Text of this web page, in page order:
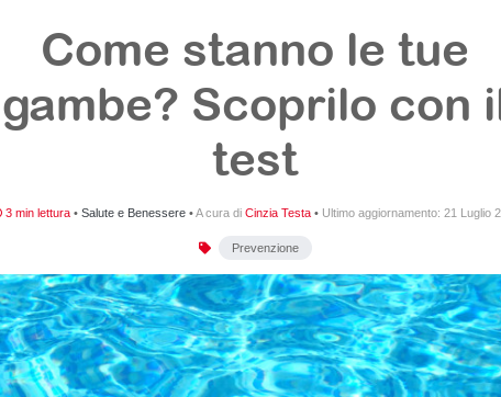
Come stanno le tue
gambe? Scoprilo con
test
3 min lettura • Salute e Benessere • A cura di Cinzia Testa • Ultimo aggiornamento: 21 Luglio
Prevenzione